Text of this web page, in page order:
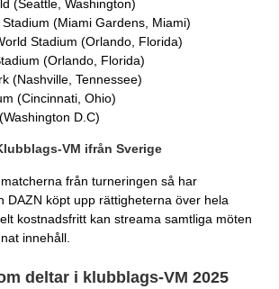
(Seattle, Washington)
(Miami Gardens, Miami)
Stadium (Orlando, Florida)
(Orlando, Florida)
(Nashville, Tennessee)
(Cincinnati, Ohio)
D.C)
VM ifrån Sverige
från turneringen så har
DAZN köpt upp rättigheterna över hela
kostnadsfritt kan streama samtliga möten
innehåll.
deltar i klubblags-VM 2025